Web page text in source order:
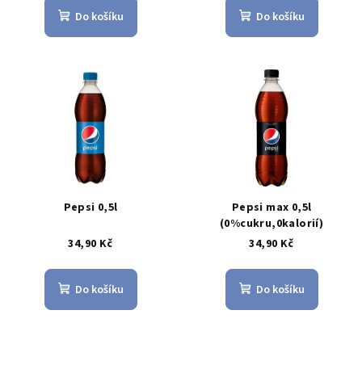
Do košíku Do košíku
Pepsi 0,5l
34,90 Kč
Do košíku
Pepsi max 0,5l
(0%cukru,0kalorií)
34,90 Kč
Do košíku